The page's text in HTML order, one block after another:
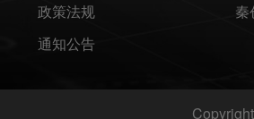
政策法规
通知公告
秦